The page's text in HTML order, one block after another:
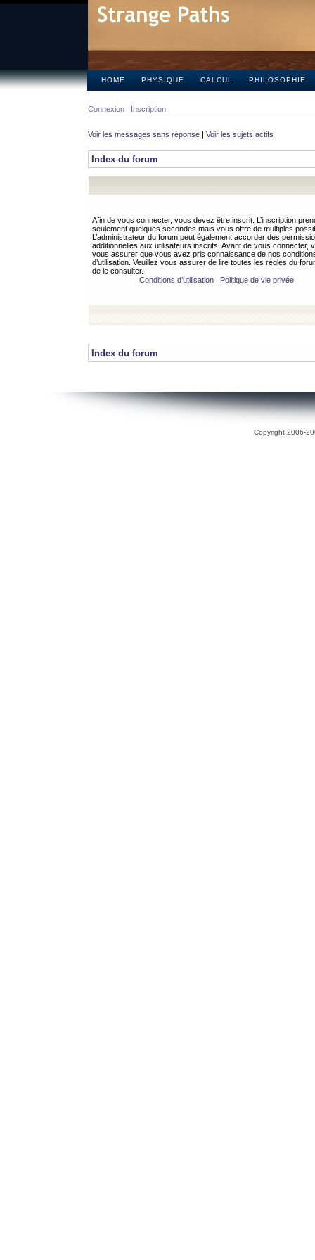
HOME PHYSIQUE CALCUL PHILOSOPHIE
Connexion Inscription
Voir les messages sans réponse | Voir les sujets actifs
Index du forum
Afin de vous connecter, vous devez être inscrit. L’inscription
seulement quelques secondes mais vous offre de multiples
L’administrateur du forum peut également accorder des
additionnelles aux utilisateurs inscrits. Avant de vous connecter,
vous assurer que vous avez pris connaissance de nos
d’utilisation. Veuillez vous assurer de lire toutes les règles du
de le consulter.
Conditions d’utilisation| Politique de vie privée
Index du forum
Copyright 2006-